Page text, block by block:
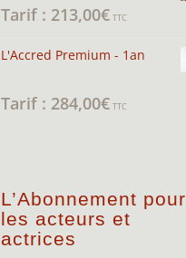
213,00€ TTC
L'Accred Premium - 1an
Note5.00sur 5
284,00€ TTC
L’Abonnement pour
les acteurs et
actrices